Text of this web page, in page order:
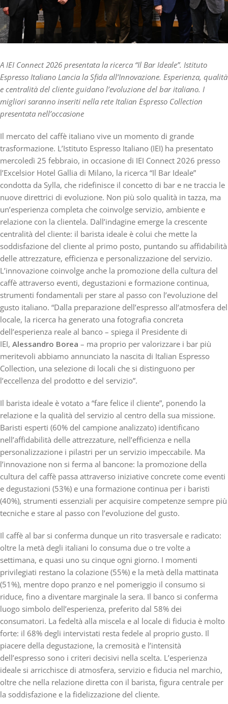
A IEI Connect 2026 presentata la ricerca “Il Bar Ideale”. Istituto
Espresso Italiano Lancia la Sfida all’Innovazione. Esperienza, qualità
e centralità del cliente guidano l’evoluzione del bar italiano. I
migliori saranno inseriti nella rete Italian Espresso Collection
presentata nell’occasione
Il mercato del caffè italiano vive un momento di grande
trasformazione. L’Istituto Espresso Italiano (IEI) ha presentato
mercoledì 25 febbraio, in occasione di IEI Connect 2026 presso
l’Excelsior Hotel Gallia di Milano, la ricerca “Il Bar Ideale”
condotta da Sylla, che ridefinisce il concetto di bar e ne traccia le
nuove direttrici di evoluzione. Non più solo qualità in tazza, ma
un’esperienza completa che coinvolge servizio, ambiente e
relazione con la clientela. Dall’indagine emerge la crescente
centralità del cliente: il barista ideale è colui che mette la
soddisfazione del cliente al primo posto, puntando su affidabilità
delle attrezzature, efficienza e personalizzazione del servizio.
L’innovazione coinvolge anche la promozione della cultura del
caffè attraverso eventi, degustazioni e formazione continua,
strumenti fondamentali per stare al passo con l’evoluzione del
gusto italiano. “Dalla preparazione dell’espresso all’atmosfera del
locale, la ricerca ha generato una fotografia concreta
dell’esperienza reale al banco – spiega il Presidente di
IEI, Alessandro Borea – ma proprio per valorizzare i bar più
meritevoli abbiamo annunciato la nascita di Italian Espresso
Collection, una selezione di locali che si distinguono per
l’eccellenza del prodotto e del servizio”.
Il barista ideale è votato a “fare felice il cliente”, ponendo la
relazione e la qualità del servizio al centro della sua missione.
Baristi esperti (60% del campione analizzato) identificano
nell’affidabilità delle attrezzature, nell’efficienza e nella
personalizzazione i pilastri per un servizio impeccabile. Ma
l’innovazione non si ferma al bancone: la promozione della
cultura del caffè passa attraverso iniziative concrete come eventi
e degustazioni (53%) e una formazione continua per i baristi
(40%), strumenti essenziali per acquisire competenze sempre più
tecniche e stare al passo con l’evoluzione del gusto.
Il caffè al bar si conferma dunque un rito trasversale e radicato:
oltre la metà degli italiani lo consuma due o tre volte a
settimana, e quasi uno su cinque ogni giorno. I momenti
privilegiati restano la colazione (55%) e la metà della mattinata
(51%), mentre dopo pranzo e nel pomeriggio il consumo si
riduce, fino a diventare marginale la sera. Il banco si conferma
luogo simbolo dell’esperienza, preferito dal 58% dei
consumatori. La fedeltà alla miscela e al locale di fiducia è molto
forte: il 68% degli intervistati resta fedele al proprio gusto. Il
piacere della degustazione, la cremosità e l’intensità
dell’espresso sono i criteri decisivi nella scelta. L’esperienza
ideale si arricchisce di atmosfera, servizio e fiducia nel marchio,
oltre che nella relazione diretta con il barista, figura centrale per
la soddisfazione e la fidelizzazione del cliente.